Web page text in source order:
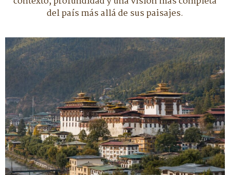
del país más allá de sus paisajes.